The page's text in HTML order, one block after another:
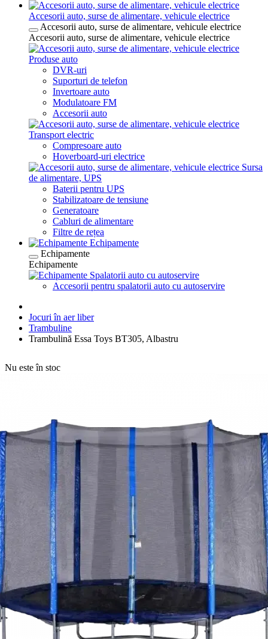
Accesorii auto, surse de alimentare, vehicule electrice
Accesorii auto, surse de alimentare, vehicule electrice
Accesorii auto, surse de alimentare, vehicule electrice
Produse auto
DVR-uri
Suporturi de telefon
Invertoare auto
Modulatoare FM
Accesorii auto
Transport electric
Compresoare auto
Hoverboard-uri electrice
Sursa
de alimentare, UPS
Baterii pentru UPS
Stabilizatoare de tensiune
Generatoare
Cabluri de alimentare
Filtre de rețea
Echipamente
Echipamente
Echipamente
Spalatorii auto cu autoservire
Accesorii pentru spalatorii auto cu autoservire
Jocuri în aer liber
Trambuline
Trambulină Essa Toys BT305, Albastru
Nu este în stoc